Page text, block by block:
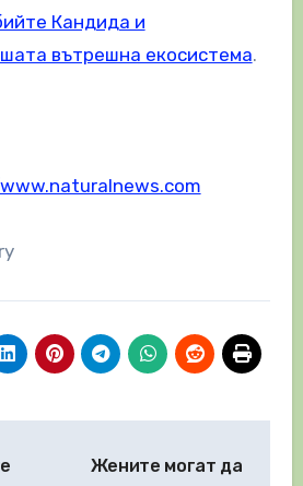
Кандида и
вътрешна екосистема.
Жените могат да